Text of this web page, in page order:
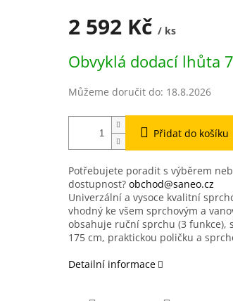
2 592 Kč / ks
cena:
Obvyklá dodací lhůta
Můžeme doručit do: 18.8.2026
Přidat do košíku
Potřebujete poradit s výběrem
dostupnost? obchod@saneo.cz
Univerzální a vysoce kvalitní
vhodný ke všem sprchovým a
obsahuje ruční sprchu (3 funkce),
175 cm, praktickou poličku a
Detailní informace